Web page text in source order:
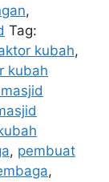
,
Tag:
kubah,
kubah
, pembuat
,